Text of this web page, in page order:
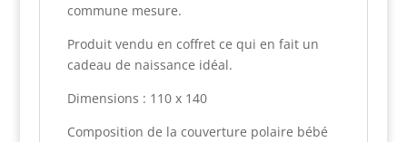
commune mesure.
Produit vendu en coffret ce qui en fait un
cadeau de naissance idéal.
Dimensions : 110 x 140
Composition de la couverture polaire bébé